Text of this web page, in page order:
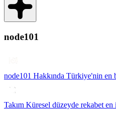
node101
node101 Hakkında Türkiye'nin en
Takım Küresel düzeyde rekabet